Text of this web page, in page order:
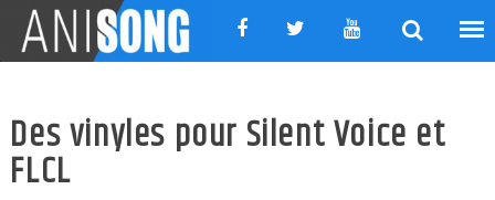
content
Des vinyles pour Silent Voice et
FLCL